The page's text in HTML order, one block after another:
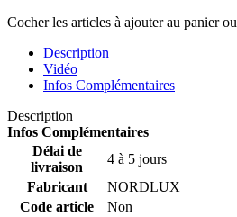
Cocher les articles à ajouter au panier ou
Description
Vidéo
Infos Complémentaires
Description
Infos Complémentaires
Délai de
livraison
4 à 5 jours
Fabricant
NORDLUX
Code article
Non